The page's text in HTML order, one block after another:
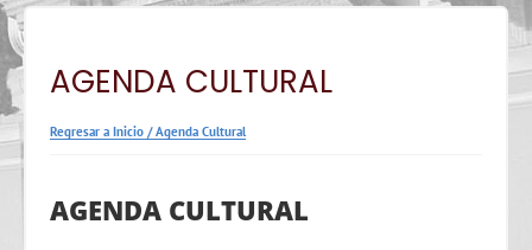
AGENDA CULTURAL
Regresar a Inicio /Agenda Cultural
AGENDA CULTURAL